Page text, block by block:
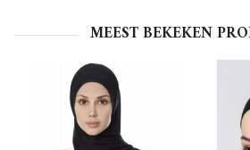
MEEST BEKEKEN